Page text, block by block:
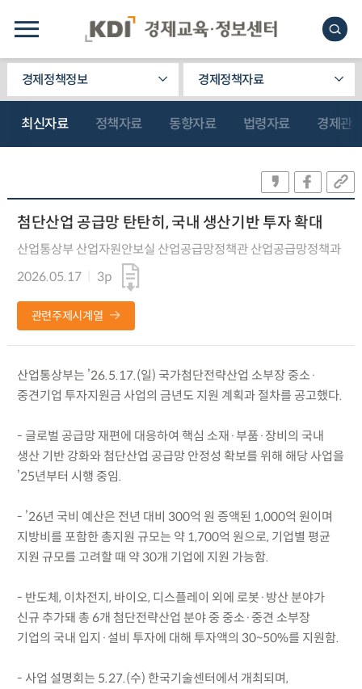
경제정책정보 경제정책자료
최신자료 정책자료 동향자료 법령자료 경제관
첨단산업 공급망 탄탄히, 국내 생산기반 투자 확대
산업통상부 산업자원안보실 산업공급망정책관 산업공급망정책과
2026.05.17
3p
관련주제시계열
산업통상부는 ’26.5.17.(일) 국가첨단전략산업 소부장 중소·
중견기업 투자지원금 사업의 금년도 지원 계획과 절차를 공고했다.
- 글로벌 공급망 재편에 대응하여 핵심 소재·부품·장비의 국내
생산 기반 강화와 첨단산업 공급망 안정성 확보를 위해 해당 사업을
’25년부터 시행 중임.
- ’26년 국비 예산은 전년 대비 300억 원 증액된 1,000억 원이며
지방비를 포함한 총지원 규모는 약 1,700억 원으로, 기업별 평균
지원 규모를 고려할 때 약 30개 기업에 지원 가능함.
- 반도체, 이차전지, 바이오, 디스플레이 외에 로봇·방산 분야가
신규 추가돼 총 6개 첨단전략산업 분야 중 중소·중견 소부장
기업의 국내 입지·설비 투자에 대해 투자액의 30~50%를 지원함.
- 사업 설명회는 5.27.(수) 한국기술센터에서 개최되며,